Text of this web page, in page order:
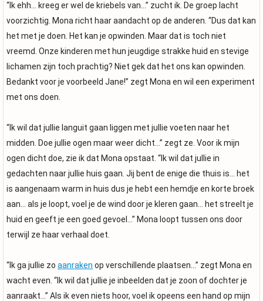
“Ik ehh… kreeg er wel de kriebels van…” zucht ik. De groep lacht
voorzichtig. Mona richt haar aandacht op de anderen. “Dus dat kan
het met je doen. Het kan je opwinden. Maar dat is toch niet
vreemd. Onze kinderen met hun jeugdige strakke huid en stevige
lichamen zijn toch prachtig? Niet gek dat het ons kan opwinden.
Bedankt voor je voorbeeld Jane!” zegt Mona en wil een experiment
met ons doen.
“Ik wil dat jullie languit gaan liggen met jullie voeten naar het
midden. Doe jullie ogen maar weer dicht…” zegt ze. Voor ik mijn
ogen dicht doe, zie ik dat Mona opstaat. “Ik wil dat jullie in
gedachten naar jullie huis gaan. Jij bent de enige die thuis is… het
is aangenaam warm in huis dus je hebt een hemdje en korte broek
aan… als je loopt, voel je de wind door je kleren gaan… het streelt je
huid en geeft je een goed gevoel…” Mona loopt tussen ons door
terwijl ze haar verhaal doet.
“Ik ga jullie zo aanraken op verschillende plaatsen…” zegt Mona en
wacht even. “Ik wil dat jullie je inbeelden dat je zoon of dochter je
aanraakt…” Als ik even niets hoor, voel ik opeens een hand op mijn